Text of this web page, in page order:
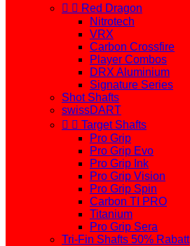
  Red Dragon
Nitrotech
VRX
Carbon Crossfire
Player Combos
DRX Aluminium
Signature Series
Shot Shafts
swissDART
  Target Shafts
Pro Grip
Pro Grip Evo
Pro Grip Ink
Pro Grip Vision
Pro Grip Spin
Carbon TI PRO
Titanium
Pro Grip Sera
Tri-Fin Shafts 50% Rabatt